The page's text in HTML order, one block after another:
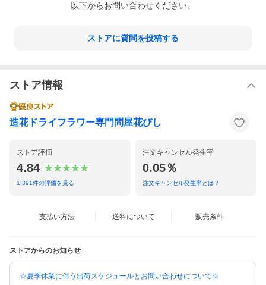
以下からお問い合わせください。
ストアに質問を投稿する
ストア情報
造花ドライフラワー専門問屋花びし
ストア評価
4.84
1,391件の評価を見る
注文キャンセル発生率
0.05％
注文キャンセル発生率とは？
支払い方法 送料について 販売条件
ストアからのお知らせ
☆夏季休業に伴う出荷スケジュールとお問い合わせについて☆